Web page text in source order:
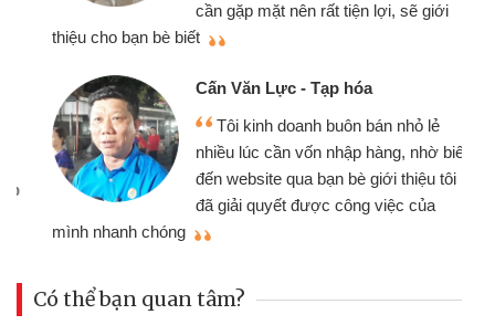
cần gặp mặt nên rất tiện lợi, sẽ giới
thiệu cho bạn bè biết
Cấn Văn Lực - Tạp hóa
Tôi kinh doanh buôn bán nhỏ lẻ
nhiều lúc cần vốn nhập hàng, nhờ biết
đến website qua bạn bè giới thiệu tôi
đã giải quyết được công việc của
mình nhanh chóng
Có thể bạn quan tâm?